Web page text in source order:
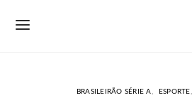
BRASILEIRÃO SÉRIE A ESPORTE